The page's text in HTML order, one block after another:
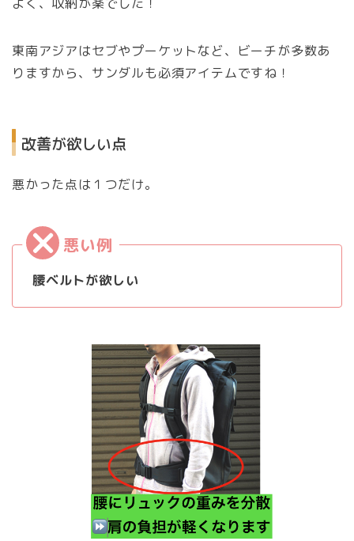
東南アジアはセブやプーケットなど、ビーチが多数あ
りますから、サンダルも必須アイテムですね！
改善が欲しい点
悪かった点は１つだけ。
腰ベルトが欲しい